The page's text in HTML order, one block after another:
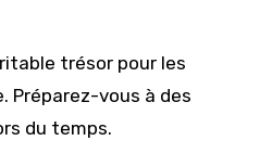
trésor pour les
Préparez-vous à des
du temps.